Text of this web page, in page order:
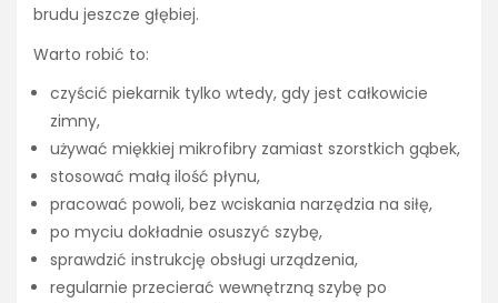
brudu jeszcze głębiej.
Warto robić to:
czyścić piekarnik tylko wtedy, gdy jest całkowicie
zimny,
używać miękkiej mikrofibry zamiast szorstkich gąbek,
stosować małą ilość płynu,
pracować powoli, bez wciskania narzędzia na siłę,
po myciu dokładnie osuszyć szybę,
sprawdzić instrukcję obsługi urządzenia,
regularnie przecierać wewnętrzną szybę po